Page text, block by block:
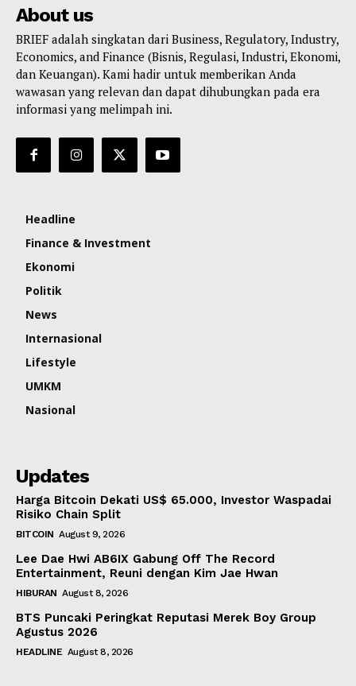
About us
BRIEF adalah singkatan dari Business, Regulatory, Industry,
Economics, and Finance (Bisnis, Regulasi, Industri, Ekonomi,
dan Keuangan). Kami hadir untuk memberikan Anda
wawasan yang relevan dan dapat dihubungkan pada era
informasi yang melimpah ini.
Headline
Finance & Investment
Ekonomi
Politik
News
Internasional
Lifestyle
UMKM
Nasional
Updates
Harga Bitcoin Dekati US$ 65.000, Investor Waspadai
Risiko Chain Split
BITCOIN August 9, 2026
Lee Dae Hwi AB6IX Gabung Off The Record
Entertainment, Reuni dengan Kim Jae Hwan
HIBURAN August 8, 2026
BTS Puncaki Peringkat Reputasi Merek Boy Group
Agustus 2026
HEADLINE August 8, 2026